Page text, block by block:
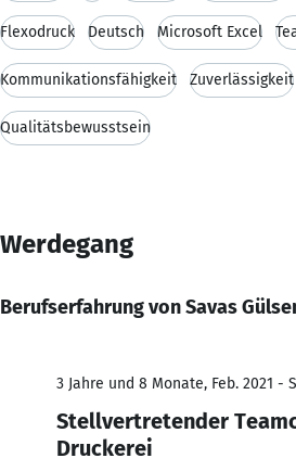
Flexodruck Deutsch Microsoft Excel
Kommunikationsfähigkeit Zuverlässigkeit
Qualitätsbewusstsein
Werdegang
Berufserfahrung von Savas
3 Jahre und 8 Monate, Feb. 2021 -
Stellvertretender
Druckerei